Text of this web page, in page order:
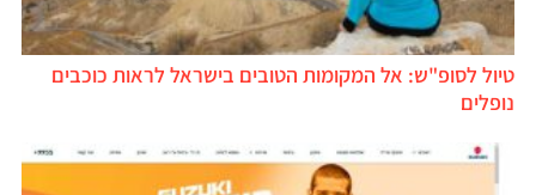
טיול לסופ"ש: אל המקומות הטובים בישראל לראות כוכבים
נופלים